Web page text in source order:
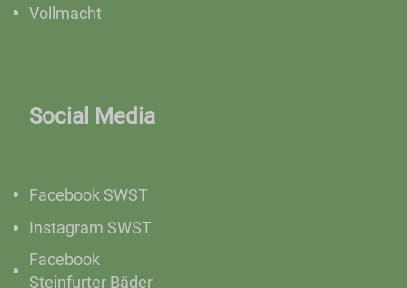
Vollmacht
Social Media
Facebook SWST
Instagram SWST
Facebook
Steinfurter Bäder